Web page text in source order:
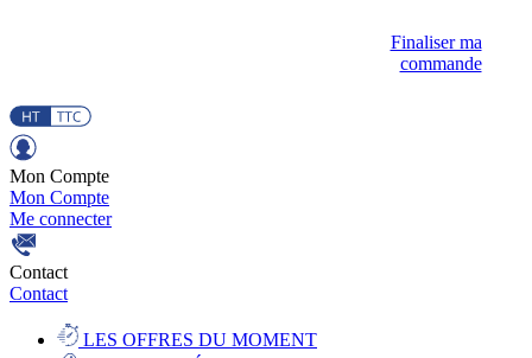
Finaliser ma
commande
Mon Compte
Mon Compte
Me connecter
Contact
Contact
LES OFFRES DU MOMENT